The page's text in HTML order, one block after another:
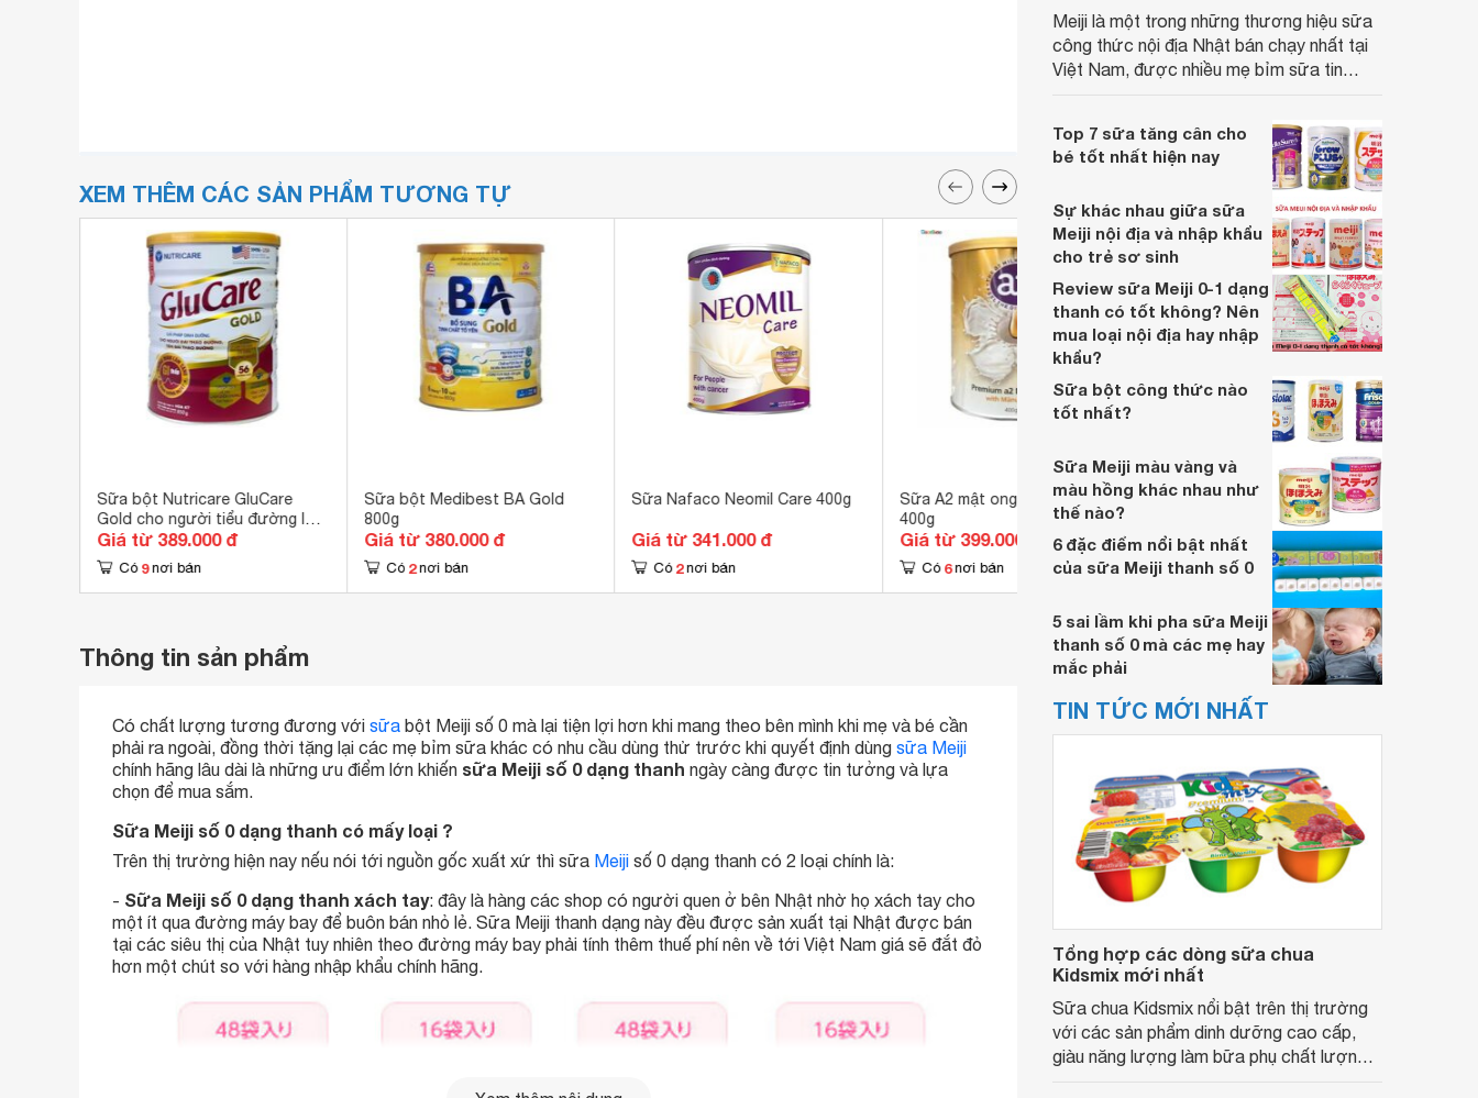
XEM THÊM CÁC SẢN PHẨM TƯƠNG TỰ
Sữa bột Nutricare GluCare
Gold cho người tiểu đường lon
850g
Giá từ 389.000 đ
Có 9 nơi bán
Sữa bột Medibest BA Gold
800g
Giá từ 380.000 đ
Có 2 nơi bán
Sữa Nafaco Neomil Care 400g
Giá từ 341.000 đ
Có 2 nơi bán
Sữa A2 mật ong Manuka Úc
400g
Giá từ 399.000 đ
Có 6 nơi bán
Sữa non Tổ Yến Goldilac Grow
Giá từ 330.000 đ
Có 8 nơi bán
Thông tin sản phẩm
Có chất lượng tương đương với sữa bột Meiji số 0 mà lại tiện lợi hơn khi mang theo bên mình khi mẹ và bé cần
phải ra ngoài, đồng thời tặng lại các mẹ bỉm sữa khác có nhu cầu dùng thử trước khi quyết định dùng sữa Meiji
chính hãng lâu dài là những ưu điểm lớn khiến sữa Meiji số 0 dạng thanh ngày càng được tin tưởng và lựa
chọn để mua sắm.
Sữa Meiji số 0 dạng thanh có mấy loại ?
Trên thị trường hiện nay nếu nói tới nguồn gốc xuất xứ thì sữa Meiji số 0 dạng thanh có 2 loại chính là:
- Sữa Meiji số 0 dạng thanh xách tay: đây là hàng các shop có người quen ở bên Nhật nhờ họ xách tay cho
một ít qua đường máy bay để buôn bán nhỏ lẻ. Sữa Meiji thanh dạng này đều được sản xuất tại Nhật được bán
tại các siêu thị của Nhật tuy nhiên theo đường máy bay phải tính thêm thuế phí nên về tới Việt Nam giá sẽ đắt đỏ
hơn một chút so với hàng nhập khẩu chính hãng.
Meiji là một trong những thương hiệu sữa
công thức nội địa Nhật bán chạy nhất tại
Việt Nam, được nhiều mẹ bỉm sữa tin
Nhật nhập khẩu mới nhất 2024.
Top 7 sữa tăng cân cho
bé tốt nhất hiện nay
Sự khác nhau giữa sữa
Meiji nội địa và nhập khẩu
cho trẻ sơ sinh
Review sữa Meiji 0-1 dạng
thanh có tốt không? Nên
mua loại nội địa hay nhập
khẩu?
Sữa bột công thức nào
tốt nhất?
Sữa Meiji màu vàng và
màu hồng khác nhau như
thế nào?
6 đặc điểm nổi bật nhất
của sữa Meiji thanh số 0
5 sai lầm khi pha sữa Meiji
thanh số 0 mà các mẹ hay
mắc phải
TIN TỨC MỚI NHẤT
Tổng hợp các dòng sữa chua
Kidsmix mới nhất
Sữa chua Kidsmix nổi bật trên thị trường
với các sản phẩm dinh dưỡng cao cấp,
giàu năng lượng làm bữa phụ chất lượng